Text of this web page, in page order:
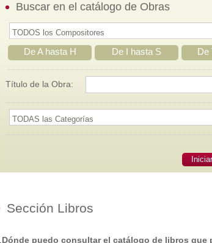
Buscar en el catálogo de Obras
De A hasta H De I hasta S De
Título de la Obra:
Sección Libros
puedo consultar el catálogo de libros que